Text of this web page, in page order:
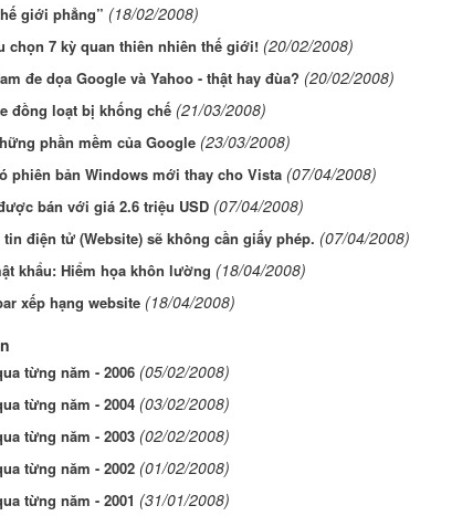
giới phẳng” (18/02/2008)
chọn 7 kỳ quan thiên nhiên thế giới! (20/02/2008)
đe dọa Google và Yahoo - thật hay đùa? (20/02/2008)
đồng loạt bị khống chế (21/03/2008)
phần mềm của Google (23/03/2008)
phiên bản Windows mới thay cho Vista (07/04/2008)
bán với giá 2.6 triệu USD (07/04/2008)
điện tử (Website) sẽ không cần giấy phép. (07/04/2008)
khẩu: Hiểm họa khôn lường (18/04/2008)
xếp hạng website (18/04/2008)
từng năm - 2006 (05/02/2008)
từng năm - 2004 (03/02/2008)
từng năm - 2003 (02/02/2008)
từng năm - 2002 (01/02/2008)
từng năm - 2001 (31/01/2008)